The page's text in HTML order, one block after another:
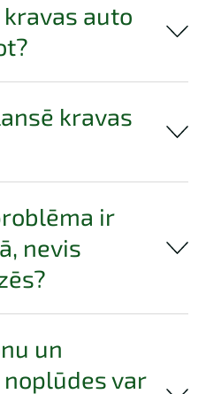
auto
kravas
ir
nevis
un
var